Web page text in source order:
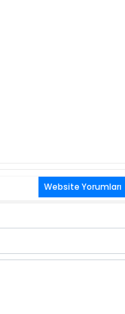
Website Yorumları